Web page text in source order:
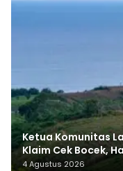
Ketua Komunitas
Klaim Cek Bocek,
Makam Leluhur
4 Agustus 2026